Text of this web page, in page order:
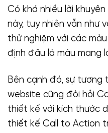
Có khá nhiều lời
này, tuy nhiên vẫn như
thử nghiệm với các
định đâu là màu mang
Bên cạnh đó, sự tương
website cũng đòi hỏi
thiết kế với kích thước
thiết kế Call to Action